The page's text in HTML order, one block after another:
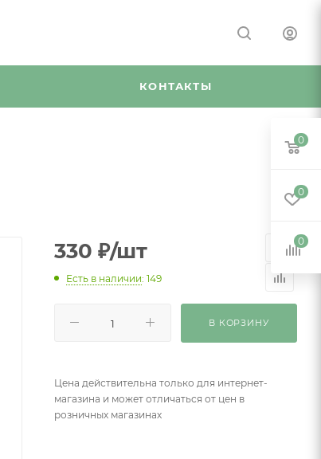
КОНТАКТЫ
330 ₽/шт
Есть в наличии: 149
В КОРЗИНУ
Цена действительна только для интернет-
магазина и может отличаться от цен в
розничных магазинах
0
0
0